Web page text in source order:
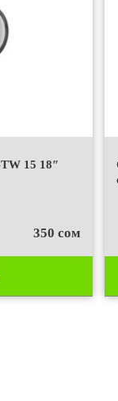
15 18ʺ
350 сом